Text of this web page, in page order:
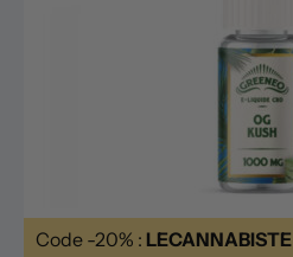
Code -20% : LECANNABISTE